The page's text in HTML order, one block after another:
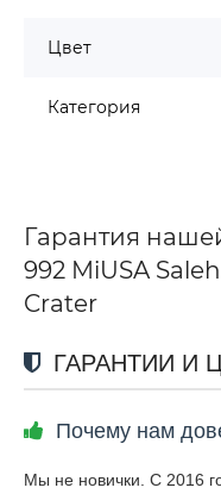
Цвет
Категория
Гарантия
992 MiUSA
Crater
ГАРАНТИИ И
Почему нам
Мы не новички. С 2016